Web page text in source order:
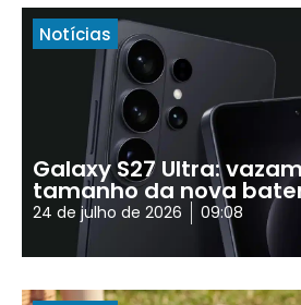
Notícias
Galaxy S27 Ultra:
tamanho da nova
24 de julho de 2026 09:08